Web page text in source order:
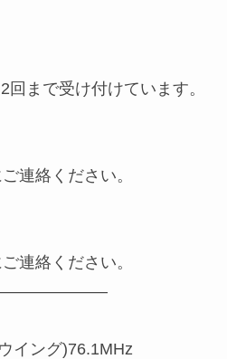
まで受け付けています。
絡ください。
絡ください。
イング)76.1MHz